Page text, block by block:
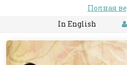
Полная
In English